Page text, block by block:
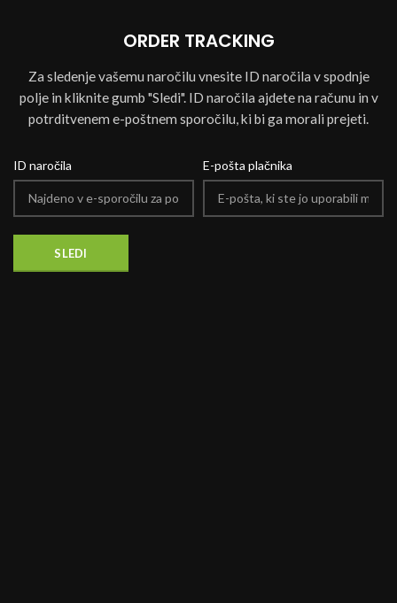
ORDER TRACKING
Za sledenje vašemu naročilu vnesite ID naročila v spodnje
polje in kliknite gumb "Sledi". ID naročila ajdete na računu in v
potrditvenem e-poštnem sporočilu, ki bi ga morali prejeti.
ID naročila E-pošta plačnika
SLEDI